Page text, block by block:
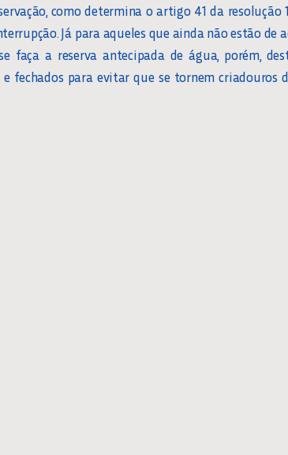
como determina o artigo 41 da resolução
Já para aqueles que ainda não estão de
faça a reserva antecipada de água, porém,
fechados para evitar que se tornem criadouros